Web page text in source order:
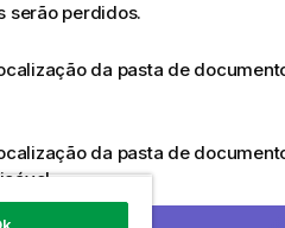
serão perdidos.
da pasta de
da pasta de
(URL)